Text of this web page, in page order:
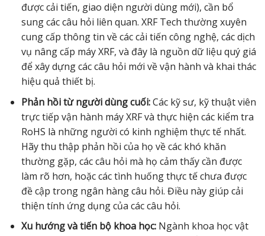
được cải tiến, giao diện người dùng mới), cần bổ
sung các câu hỏi liên quan. XRF Tech thường xuyên
cung cấp thông tin về các cải tiến công nghệ, các dịch
vụ nâng cấp máy XRF, và đây là nguồn dữ liệu quý giá
để xây dựng các câu hỏi mới về vận hành và khai thác
hiệu quả thiết bị.
Phản hồi từ người dùng cuối:Các kỹ sư, kỹ thuật viên
trực tiếp vận hành máy XRF và thực hiện các kiểm tra
RoHS là những người có kinh nghiệm thực tế nhất.
Hãy thu thập phản hồi của họ về các khó khăn
thường gặp, các câu hỏi mà họ cảm thấy cần được
làm rõ hơn, hoặc các tình huống thực tế chưa được
đề cập trong ngân hàng câu hỏi. Điều này giúp cải
thiện tính ứng dụng của các câu hỏi.
Xu hướng và tiến bộ khoa học:Ngành khoa học vật